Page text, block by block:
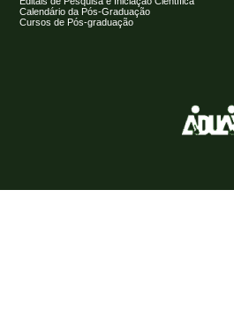
Calendário da Pós-Graduação
Cursos de Pós-graduação